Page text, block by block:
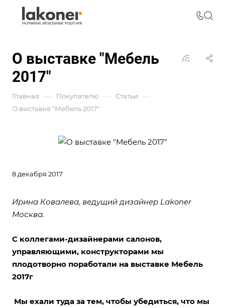
О выставке "Мебель
2017"
Главная — Покупателю — Статьи —
О выставке "Мебель 2017"
8 декабря 2017
Ирина Ковалева, ведущий дизайнер Lakoner
Москва.
С коллегами-дизайнерами салонов,
управляющими, конструкторами мы
плодотворно поработали на выставке Мебель
2017г
Мы ехали туда за тем, чтобы убедиться, что мы